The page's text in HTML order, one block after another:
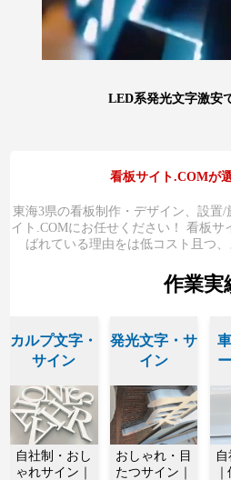
LED系発光文字激安
看板サイト.COMが
東海3県の看板制作・デザイン、設置
イト.COMにお任せください！ 看板サ
ばれている理由をは低コスト且つ
作業実
カルプ文字・
サイン
自社制・おし
ゃれサイン｜
発光文字・サ
イン
おしゃれ・目
たつサイン｜